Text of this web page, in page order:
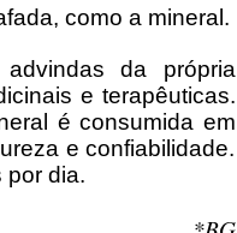
como a mineral.
da própria
e terapêuticas.
é consumida em
e confiabilidade.
por dia.